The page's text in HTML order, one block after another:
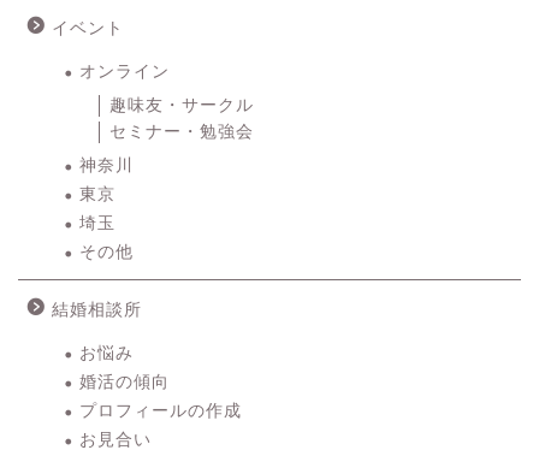
イベント
オンライン
趣味友・サークル
セミナー・勉強会
神奈川
東京
埼玉
その他
結婚相談所
お悩み
婚活の傾向
プロフィールの作成
お見合い